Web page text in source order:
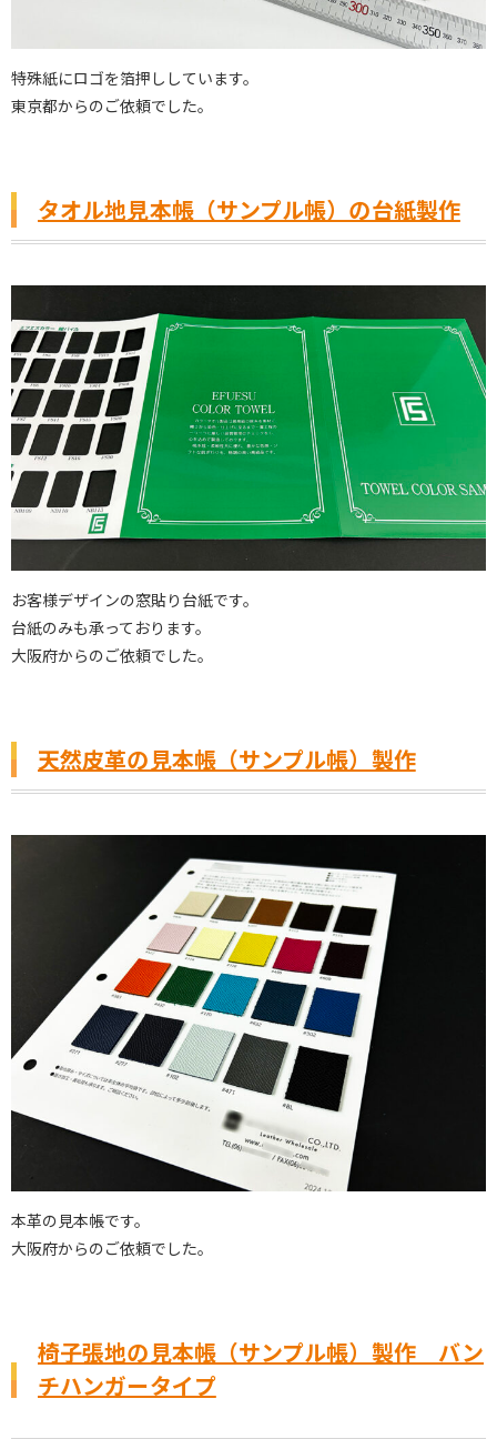
特殊紙にロゴを箔押ししています。
東京都からのご依頼でした。
タオル地見本帳（サンプル帳）の台紙製作
お客様デザインの窓貼り台紙です。
台紙のみも承っております。
大阪府からのご依頼でした。
天然皮革の見本帳（サンプル帳）製作
本革の見本帳です。
大阪府からのご依頼でした。
椅子張地の見本帳（サンプル帳）製作 バン
チハンガータイプ